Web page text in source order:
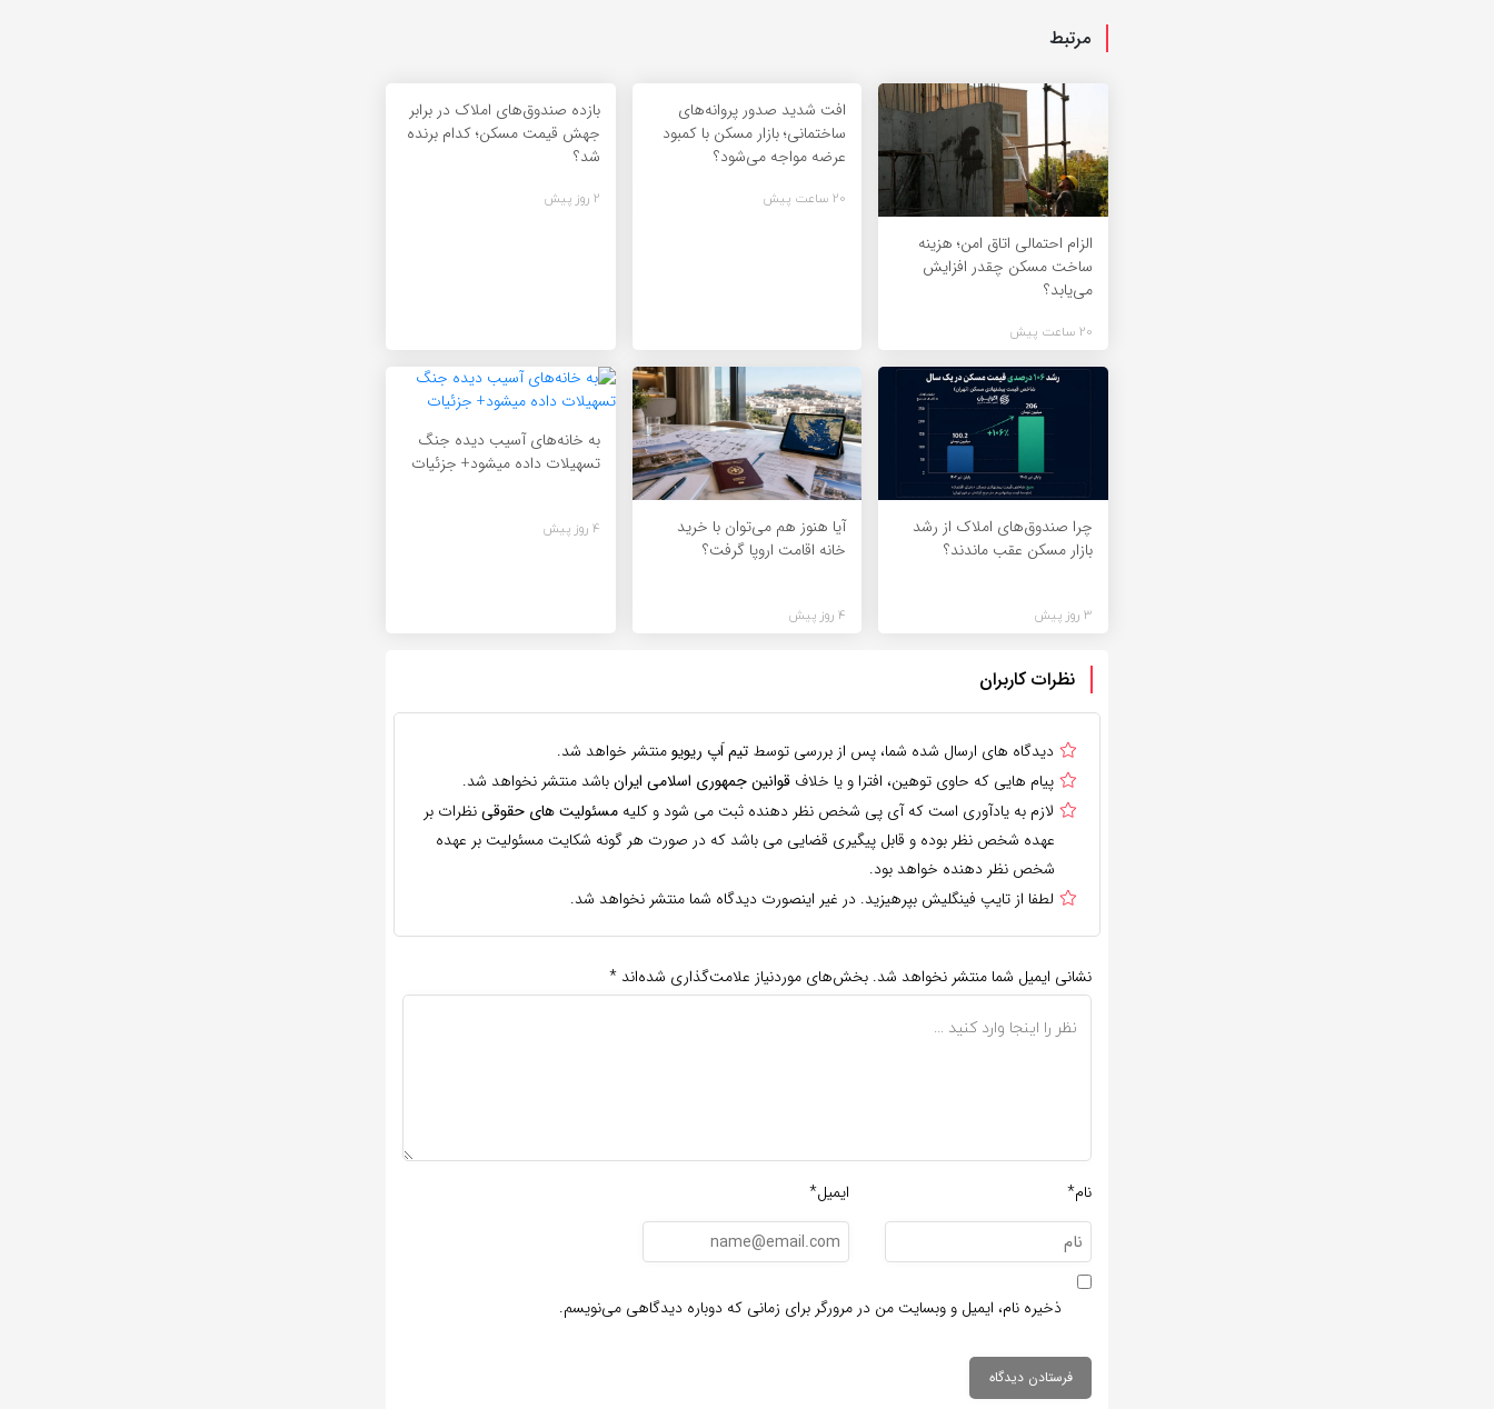
مرتبط
الزام احتمالی اتاق امن؛ هزینه
ساخت مسکن چقدر افزایش
می‌یابد؟
20 ساعت پیش
افت شدید صدور پروانه‌های
ساختمانی؛ بازار مسکن با کمبود
عرضه مواجه می‌شود؟
20 ساعت پیش
بازده صندوق‌های املاک در برابر
جهش قیمت مسکن؛ کدام برنده
شد؟
2 روز پیش
چرا صندوق‌های املاک از رشد
بازار مسکن عقب ماندند؟
3 روز پیش
آیا هنوز هم می‌توان با خرید
خانه اقامت اروپا گرفت؟
4 روز پیش
به خانه‌های آسیب دیده جنگ
تسهیلات داده میشود+ جزئیات
4 روز پیش
نظرات کاربران
دیدگاه های ارسال شده شما، پس از بررسی توسط تیم اَپ ریویومنتشر خواهد شد.
پیام هایی که حاوی توهین، افترا و یا خلاف قوانین جمهوری اسلامی ایرانباشد منتشر نخواهد شد.
لازم به یادآوری است که آی پی شخص نظر دهنده ثبت می شود و کلیه مسئولیت های حقوقینظرات بر
عهده شخص نظر بوده و قابل پیگیری قضایی می باشد که در صورت هر گونه شکایت مسئولیت بر عهده
شخص نظر دهنده خواهد بود.
لطفا از تایپ فینگلیش بپرهیزید. در غیر اینصورت دیدگاه شما منتشر نخواهد شد.
نشانی ایمیل شما منتشر نخواهد شد. بخش‌های موردنیاز علامت‌گذاری شده‌اند *
نام* ایمیل*
ذخیره نام، ایمیل و وبسایت من در مرورگر برای زمانی که دوباره دیدگاهی می‌نویسم.